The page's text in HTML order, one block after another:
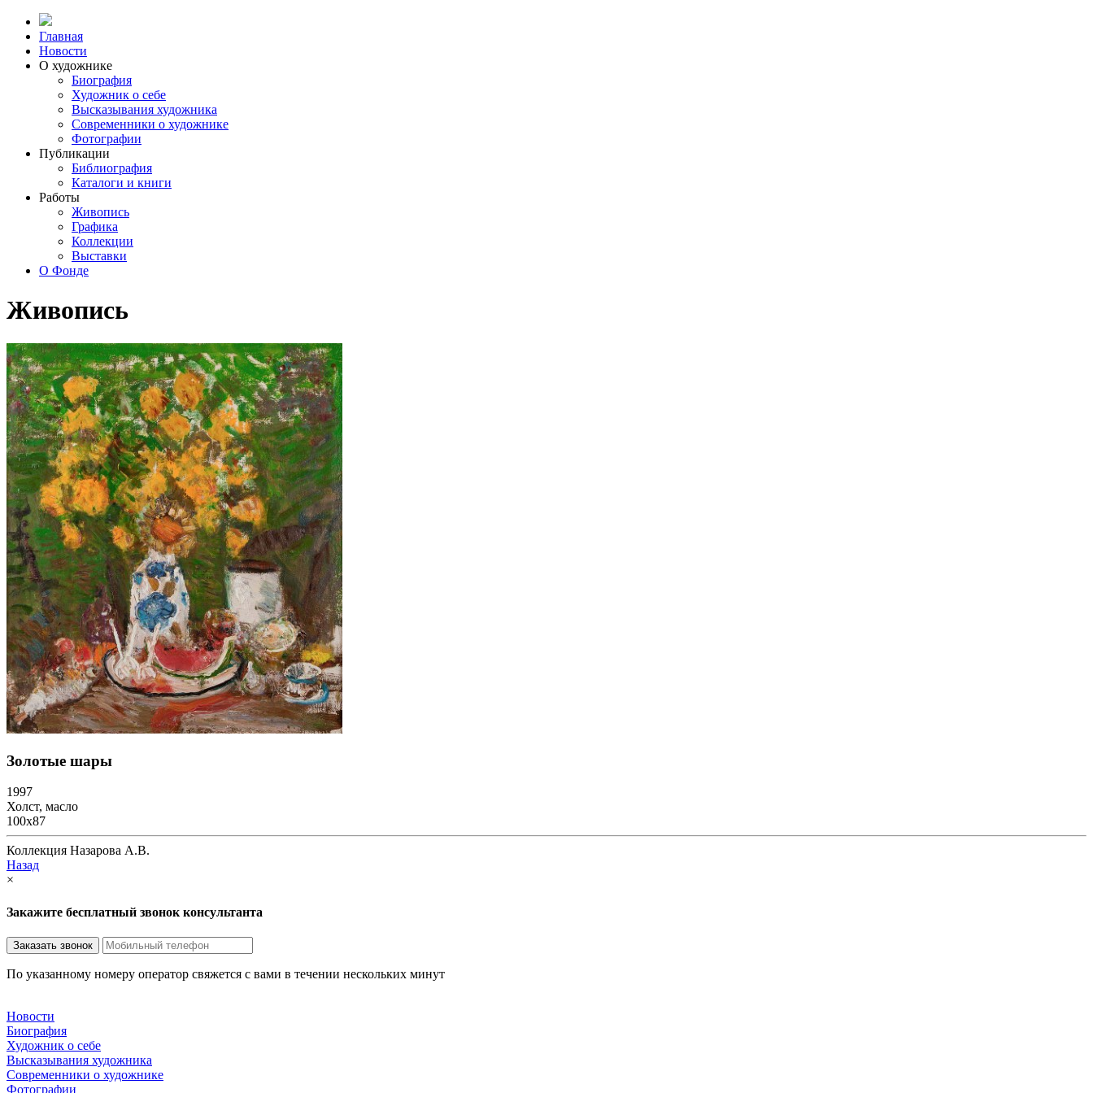
Главная
Новости
О художнике
Биография
Художник о себе
Выcказывания художника
Современники о художнике
Фотографии
Публикации
Библиография
Каталоги и книги
Работы
Живопись
Графика
Коллекции
Выставки
О Фонде
Живопись
Золотые шары
1997
Холст, масло
100х87
Коллекция Назарова А.В.
Назад
×
Закажите бесплатный звонок консультанта
По указанному номеру оператор свяжется с вами в течении нескольких минут
Новости
Биография
Художник о себе
Выcказывания художника
Современники о художнике
Фотографии